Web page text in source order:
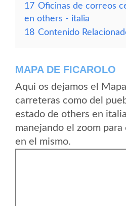
17 Oficinas de correos
en others - italia
18 Contenido
MAPA DE FICAROLO
Aqui os dejamos el
carreteras como del
estado de others en
manejando el zoom
en el mismo.